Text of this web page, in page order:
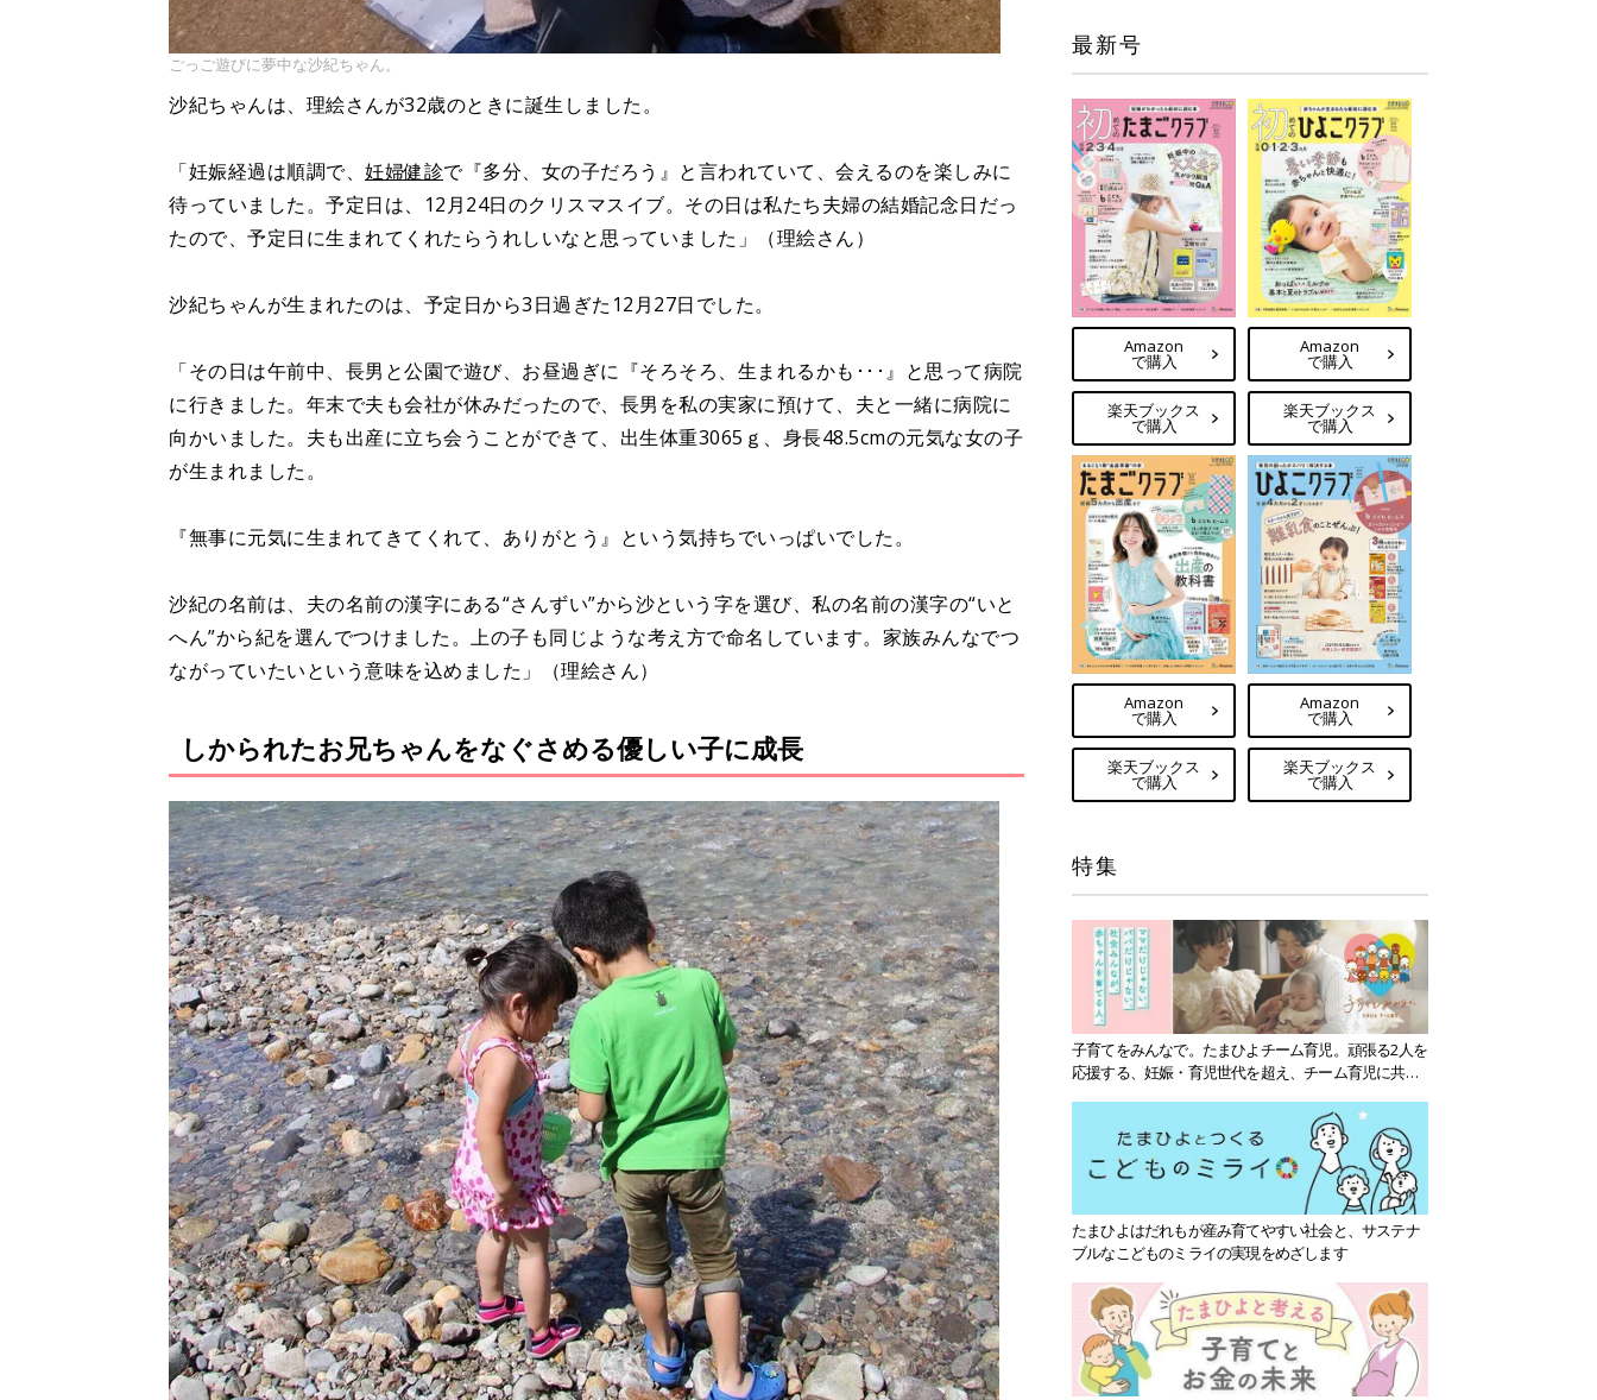
ごっご遊びに夢中な沙紀ちゃん。
沙紀ちゃんは、理絵さんが32歳のときに誕生しました。
「妊娠経過は順調で、 妊婦健診で『多分、女の子だろう』と言われていて、会えるのを楽しみに
待っていました。予定日は、12月24日のクリスマスイブ。その日は私たち夫婦の結婚記念日だっ
たので、予定日に生まれてくれたらうれしいなと思っていました」（理絵さん）
沙紀ちゃんが生まれたのは、予定日から3日過ぎた12月27日でした。
「その日は午前中、長男と公園で遊び、お昼過ぎに『そろそろ、生まれるかも･･･』と思って病院
に行きました。年末で夫も会社が休みだったので、長男を私の実家に預けて、夫と一緒に病院に
向かいました。夫も出産に立ち会うことができて、出生体重3065ｇ、身長48.5cmの元気な女の子
が生まれました。
『無事に元気に生まれてきてくれて、ありがとう』という気持ちでいっぱいでした。
沙紀の名前は、夫の名前の漢字にある“さんずい”から沙という字を選び、私の名前の漢字の“いと
へん”から紀を選んでつけました。上の子も同じような考え方で命名しています。家族みんなでつ
ながっていたいという意味を込めました」（理絵さん）
しかられたお兄ちゃんをなぐさめる優しい子に成長
最新号
Amazon
で購入
楽天ブックス
で購入
Amazon
で購入
楽天ブックス
で購入
Amazon
で購入
楽天ブックス
で購入
Amazon
で購入
楽天ブックス
で購入
特集
子育てをみんなで。たまひよチーム育児。頑張る2人を
応援する、妊娠・育児世代を超え、チーム育児に共感
たまひよはだれもが産み育てやすい社会と、サステナ
ブルなこどものミライの実現をめざします